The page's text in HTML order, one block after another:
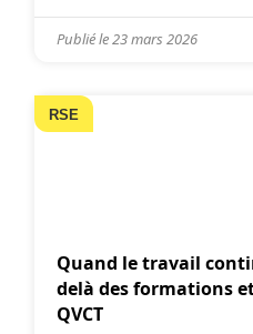
dons de vie (sang,
osseuse), soutenir la
Publié le23 mars 2026
RSE
Quand le travail
delà des formations
QVCT